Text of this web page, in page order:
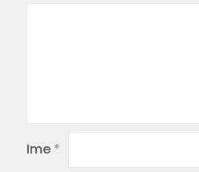
Ime *